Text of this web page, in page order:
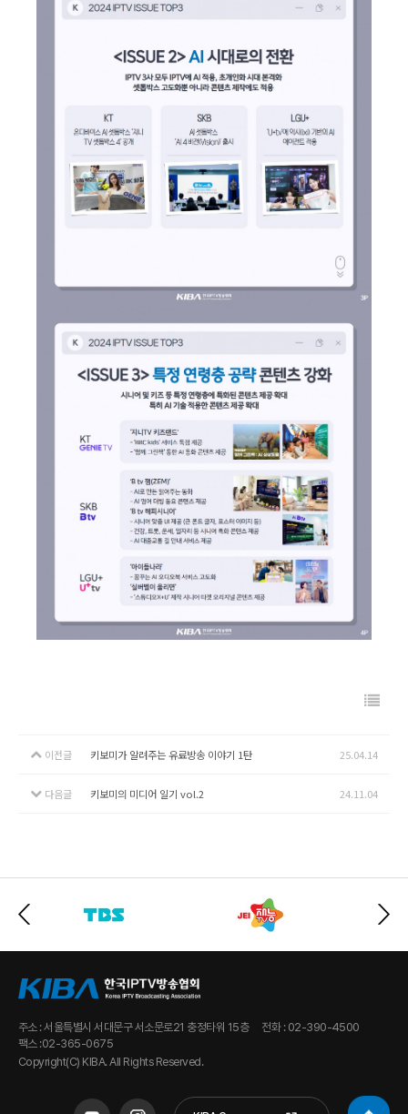
이전글 키보미가 알려주는 유료방송 이야기 1탄 25.04.14
다음글 키보미의 미디어 일기 vol.2 24.11.04
주소 : 서울특별시 서대문구 서소문로21 충정타워 15층
전화 : 02-390-4500
팩스 :02-365-0675
Copyright(C) KIBA. All Rights Reserved.